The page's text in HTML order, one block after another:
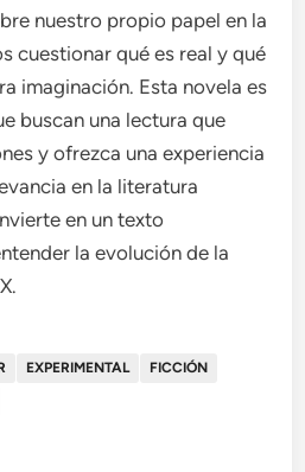
nuestro propio papel en la
cuestionar qué es real y qué
imaginación. Esta novela es
buscan una lectura que
y ofrezca una experiencia
en la literatura
en un texto
la evolución de la
EXPERIMENTAL
FICCIÓN